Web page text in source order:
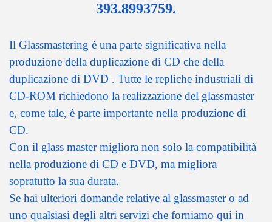
393.8993759.
Il Glassmastering è una parte significativa nella
produzione della duplicazione di CD che della
duplicazione di DVD . Tutte le repliche industriali di
CD-ROM richiedono la realizzazione del glassmaster
e, come tale, è parte importante nella produzione di
CD.
Con il glass master migliora non solo la compatibilità
nella produzione di CD e DVD, ma migliora
sopratutto la sua durata.
Se hai ulteriori domande relative al glassmaster o ad
uno qualsiasi degli altri servizi che forniamo qui in